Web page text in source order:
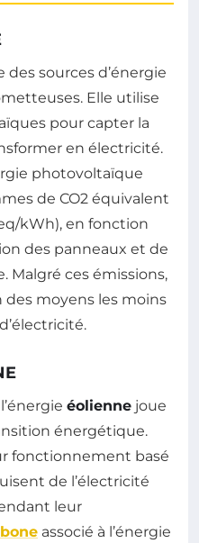
des sources d’énergie
Elle utilise
pour capter la
en électricité.
photovoltaïque
de CO2 équivalent
kWh), en fonction
des panneaux et de
Malgré ces émissions,
des moyens les moins
éolienne joue
énergétique.
fonctionnement basé
de l’électricité
leur
associé à l’énergie